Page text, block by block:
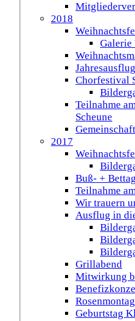
2018
Galerie
Chorfestival
Teilnahme
Scheune
2017
Buß- + Bettag
Teilnahme
Wir trauern
Ausflug in
Grillabend
Mitwirkung
Rosenmontag
Geburtstag